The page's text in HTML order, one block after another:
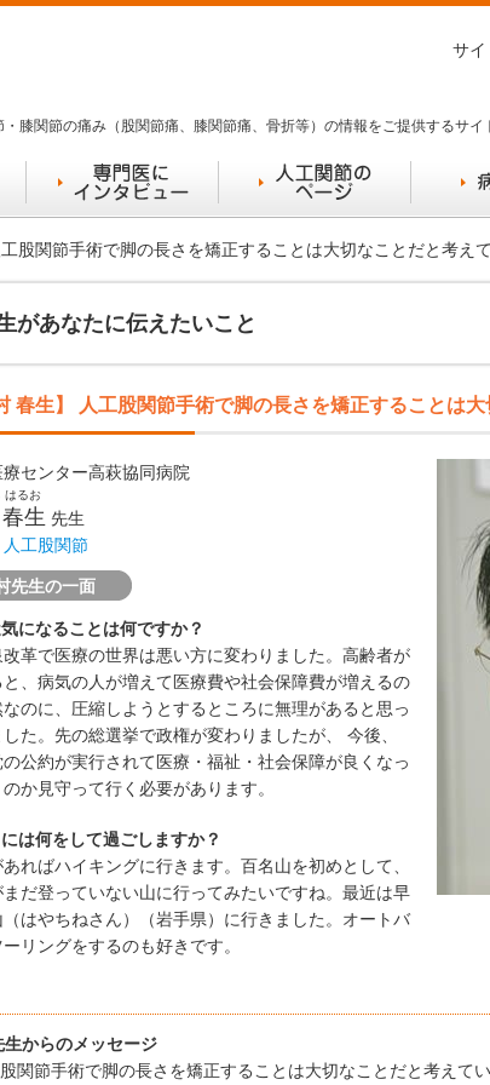
膝関節の痛み（股関節痛、膝関節痛、骨折等）の情報をご提供するサイ
サイ
股関節手術で脚の長さを矯正することは大切なことだと考え
があなたに伝えたいこと
春生】 人工股関節手術で脚の長さを矯正することは
療センター高萩協同病院
はるお
生 先生
人工股関節
先生の一面
になることは何ですか？
革で医療の世界は悪い方に変わりました。高齢者が
、病気の人が増えて医療費や社会保障費が増えるの
なのに、圧縮しようとするところに無理があると思っ
た。先の総選挙で政権が変わりましたが、 今後、
公約が実行されて医療・福祉・社会保障が良くなっ
か見守って行く必要があります。
は何をして過ごしますか？
ればハイキングに行きます。百名山を初めとして、
まだ登っていない山に行ってみたいですね。最近は早
はやちねさん）（岩手県）に行きました。オートバ
リングをするのも好きです。
生からのメッセージ
関節手術で脚の長さを矯正することは大切なことだと考えて